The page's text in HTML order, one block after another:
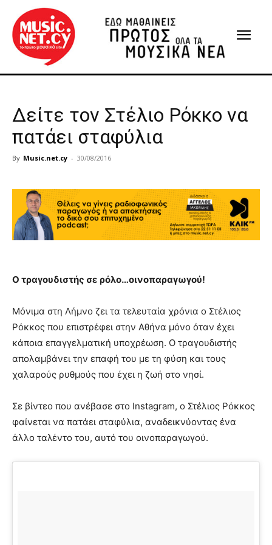
Δείτε τον Στέλιο Ρόκκο να
πατάει σταφύλια
By Music.net.cy - 30/08/2016
Ο τραγουδιστής σε ρόλο…οινοπαραγωγού!
Μόνιμα στη Λήμνο ζει τα τελευταία χρόνια ο Στέλιος
Ρόκκος που επιστρέφει στην Αθήνα μόνο όταν έχει
κάποια επαγγελματική υποχρέωση. Ο τραγουδιστής
απολαμβάνει την επαφή του με τη φύση και τους
χαλαρούς ρυθμούς που έχει η ζωή στο νησί.
Σε βίντεο που ανέβασε στο Instagram, ο Στέλιος Ρόκκος
φαίνεται να πατάει σταφύλια, αναδεικνύοντας ένα
άλλο ταλέντο του, αυτό του οινοπαραγωγού.